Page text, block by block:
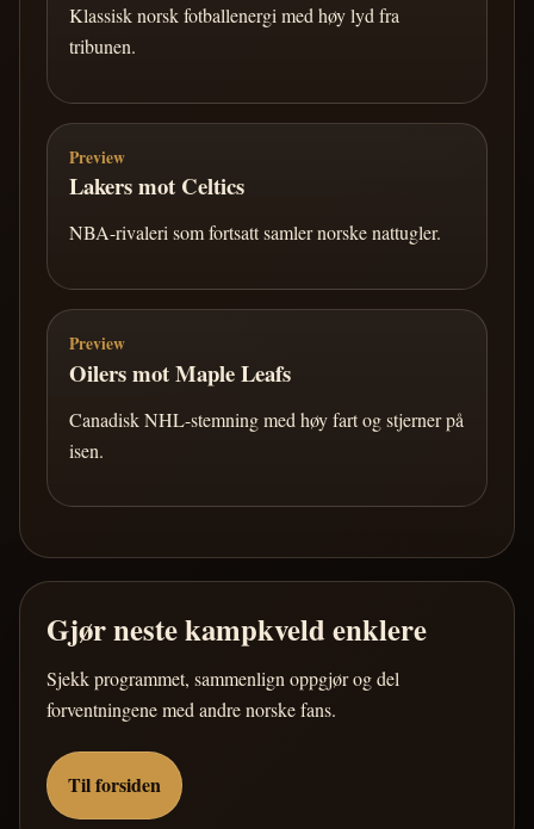
Klassisk norsk fotballenergi med høy lyd fra
tribunen.
Preview
Lakers mot Celtics
NBA-rivaleri som fortsatt samler norske nattugler.
Preview
Oilers mot Maple Leafs
Canadisk NHL-stemning med høy fart og stjerner på
isen.
Gjør neste kampkveld enklere
Sjekk programmet, sammenlign oppgjør og del
forventningene med andre norske fans.
Til forsiden